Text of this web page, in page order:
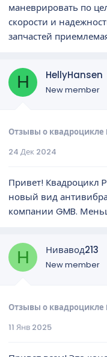
маневрировать по
скорости и
запчастей
H HellyHansen
New member
Отзывы о
24 Дек 2024
Привет! Квадроцикл
новый вид
компании GMB.
Н Нивавод213
New member
Отзывы о
11 Янв 2025